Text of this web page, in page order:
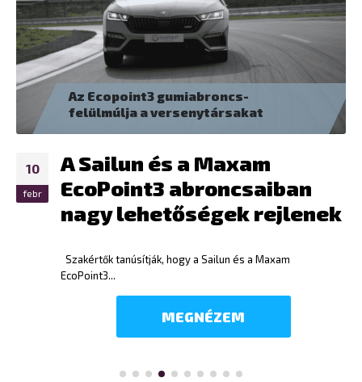
18
aug
A MAXAM új targonca gumi
termékcsaládja megérkezett!
A MAXAM továbbfejlesztett tömör targonca gumi
termékcsaládja megérkezett az Eurotrade Kft.-hez.
Az innovációra és az iparági szabványok kihívásaira
törekvő folyamatos...